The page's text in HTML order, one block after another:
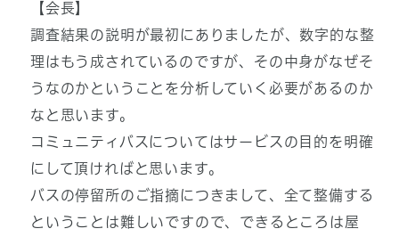
【会長】
調査結果の説明が最初にありましたが、数字的な整
理はもう成されているのですが、その中身がなぜそ
うなのかということを分析していく必要があるのか
なと思います。
コミュニティバスについてはサービスの目的を明確
にして頂ければと思います。
バスの停留所のご指摘につきまして、全て整備する
ということは難しいですので、できるところは屋